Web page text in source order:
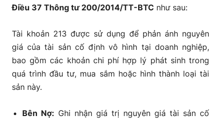
Điều 37 Thông tư 200/2014/TT-BTC như sau:
Tài khoản 213 được sử dụng để phản ánh nguyên
giá của tài sản cố định vô hình tại doanh nghiệp,
bao gồm các khoản chi phí hợp lý phát sinh trong
quá trình đầu tư, mua sắm hoặc hình thành loại tài
sản này.
Bên Nợ: Ghi nhận giá trị nguyên giá tài sản cố